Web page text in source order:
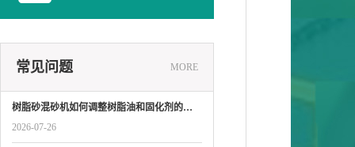
常见问题 MORE
树脂砂混砂机如何调整树脂油和固化剂的…
2026-07-26